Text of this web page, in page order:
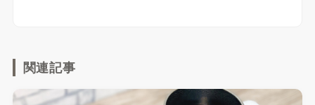
関連記事